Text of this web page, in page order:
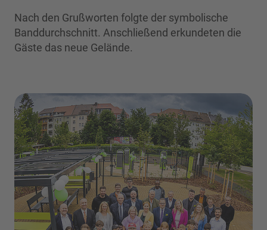
Nach den Grußworten folgte der symbolische
Banddurchschnitt. Anschließend erkundeten die
Gäste das neue Gelände.